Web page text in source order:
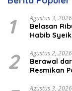
1 Agustus 3, 2026
Belasan
Habib
2 Agustus 2, 2026
Berawal
Resmikan
Agustus 3, 2026